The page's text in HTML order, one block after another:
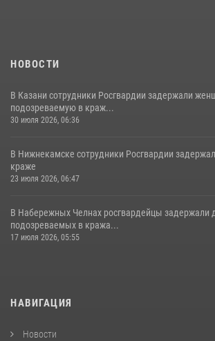
НОВОСТИ
В Казани сотрудники Росгвардии задержали
подозреваемую в краж...
30 июля 2026, 06:36
В Нижнекамске сотрудники Росгвардии
краже
23 июля 2026, 06:47
В Набережных Челнах росгвардейцы задержали
подозреваемых в кража...
17 июля 2026, 05:55
НАВИГАЦИЯ
Новости